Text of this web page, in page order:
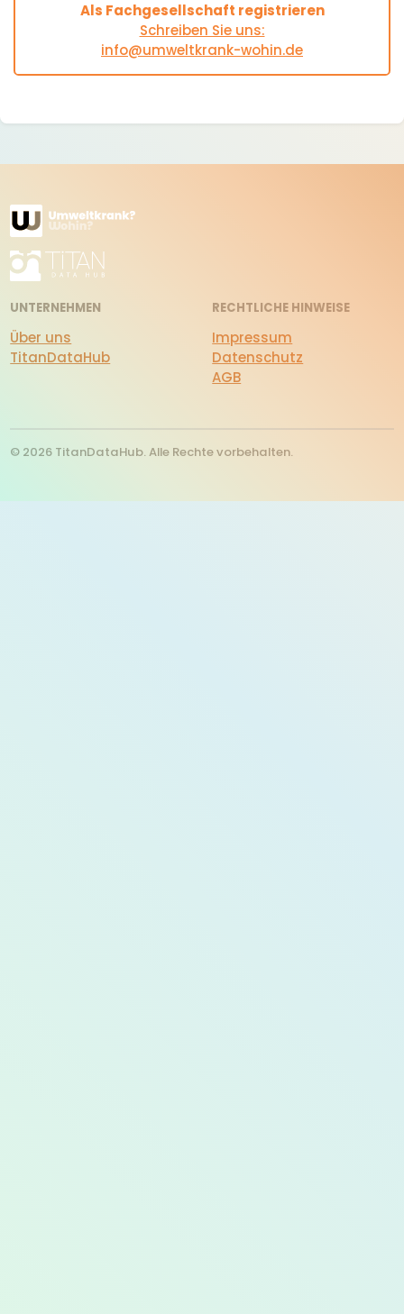
Als Fachgesellschaft registrieren
Schreiben Sie uns:
info@umweltkrank-wohin.de
UNTERNEHMEN
Über uns
TitanDataHub
RECHTLICHE HINWEISE
Impressum
Datenschutz
AGB
© 2026 TitanDataHub. Alle Rechte vorbehalten.